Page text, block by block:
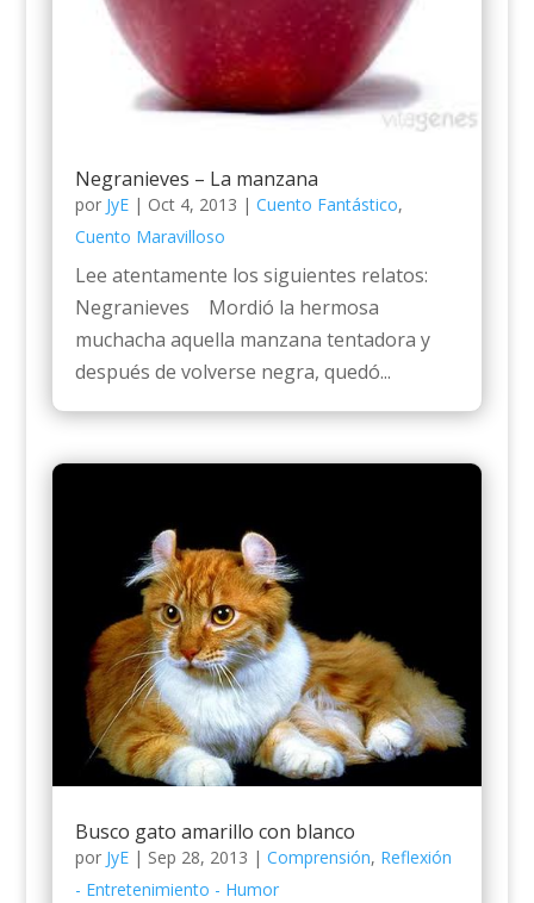
Negranieves – La manzana
por JyE| Oct 4, 2013 | Cuento Fantástico,
Cuento Maravilloso
Lee atentamente los siguientes relatos:
Negranieves Mordió la hermosa
muchacha aquella manzana tentadora y
después de volverse negra, quedó...
Busco gato amarillo con blanco
por JyE| Sep 28, 2013 | Comprensión, Reflexión
- Entretenimiento - Humor